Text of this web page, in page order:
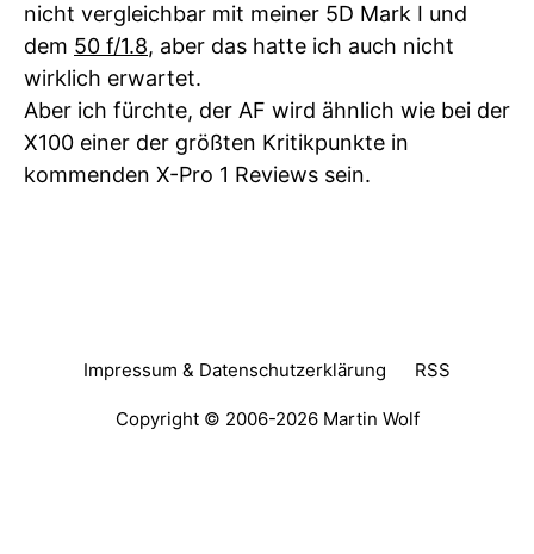
nicht vergleichbar mit meiner 5D Mark I und
dem 50 f/1.8, aber das hatte ich auch nicht
wirklich erwartet.
Aber ich fürchte, der AF wird ähnlich wie bei der
X100 einer der größten Kritikpunkte in
kommenden X-Pro 1 Reviews sein.
Impressum & Datenschutzerklärung RSS
Copyright © 2006-2026 Martin Wolf